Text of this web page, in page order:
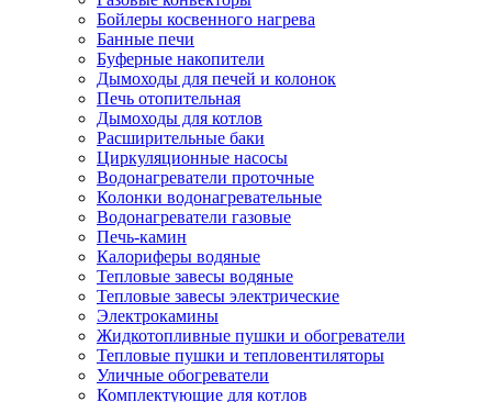
Бойлеры косвенного нагрева
Банные печи
Буферные накопители
Дымоходы для печей и колонок
Печь отопительная
Дымоходы для котлов
Расширительные баки
Циркуляционные насосы
Водонагреватели проточные
Колонки водонагревательные
Водонагреватели газовые
Печь-камин
Калориферы водяные
Тепловые завесы водяные
Тепловые завесы электрические
Электрокамины
Жидкотопливные пушки и обогреватели
Тепловые пушки и тепловентиляторы
Уличные обогреватели
Комплектующие для котлов